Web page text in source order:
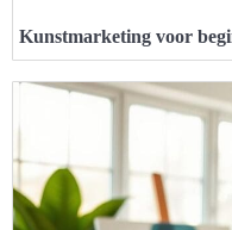
Kunstmarketing voor